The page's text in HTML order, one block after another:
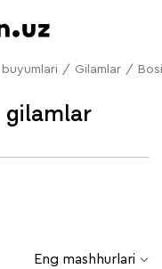
/ Gilamlar /
gilamlar
Eng mashhurlari